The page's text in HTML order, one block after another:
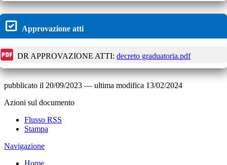
Approvazione atti
DR APPROVAZIONE ATTI: decreto graduatoria.pdf
pubblicato il 20/09/2023 — ultima modifica 13/02/2024
Azioni sul documento
Flusso RSS
Stampa
Navigazione
Home